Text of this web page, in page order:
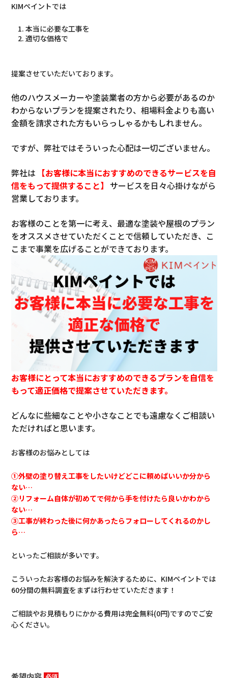
KIMペイントでは
本当に必要な工事を
適切な価格で
提案させていただいております。
他のハウスメーカーや塗装業者の方から必要があるのか
わからないプランを提案されたり、相場料金よりも高い
金額を請求された方もいらっしゃるかもしれません。
ですが、弊社ではそういった心配は一切ございません。
弊社は 【お客様に本当におすすめのできるサービスを自
信をもって提供すること】 サービスを日々心掛けながら
営業しております。
お客様のことを第一に考え、最適な塗装や屋根のプラン
をオススメさせていただくことで信頼していただき、こ
こまで事業を広げることができております。
お客様にとって本当におすすめのできるプランを自信を
もって適正価格で提案させていただきます。
どんなに些細なことや小さなことでも遠慮なくご相談い
ただければと思います。
お客様のお悩みとしては
①外壁の塗り替え工事をしたいけどどこに頼めばいいか分から
ない…
②リフォーム自体が初めてで何から手を付けたら良いかわから
ない…
③工事が終わった後に何かあったらフォローしてくれるのかし
ら…
といったご相談が多いです。
こういったお客様のお悩みを解決するために、KIMペイントでは
60分間の無料調査をまずは行わせていただきます！
ご相談やお見積もりにかかる費用は完全無料(0円)ですのでご安
心ください。